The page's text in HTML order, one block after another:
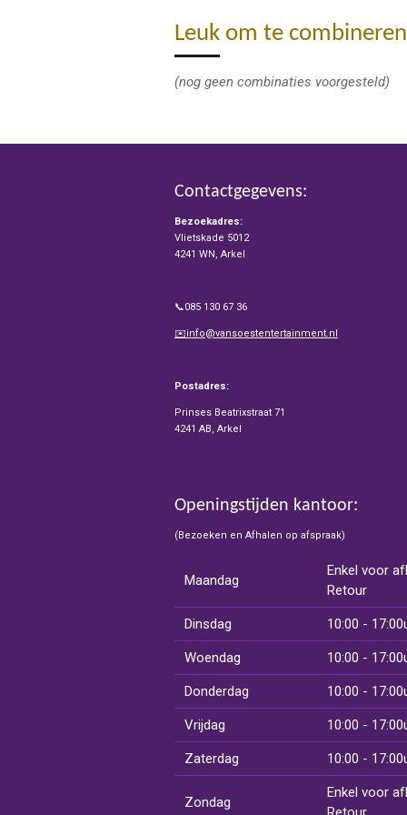
Leuk om te
(nog geen combinaties voorgesteld)
Contactgegevens:
Bezoekadres:
Vlietskade 5012
4241 WN, Arkel
📞085 130 67 36
✉️info@vansoestentertainment.nl
Postadres:
Prinses Beatrixstraat 71
4241 AB, Arkel
Openingstijden kantoor:
(Bezoeken en Afhalen op afspraak)
Maandag
Enkel voor
Retour
Dinsdag 10:00 -
Woendag 10:00 -
Donderdag 10:00 -
Vrijdag 10:00 -
Zaterdag 10:00 -
Zondag
Enkel voor